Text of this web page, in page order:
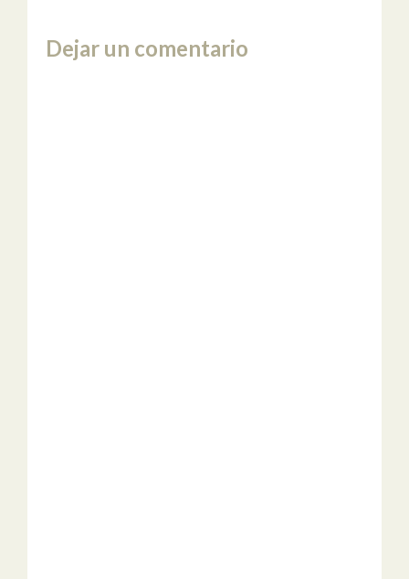
Dejar un comentario